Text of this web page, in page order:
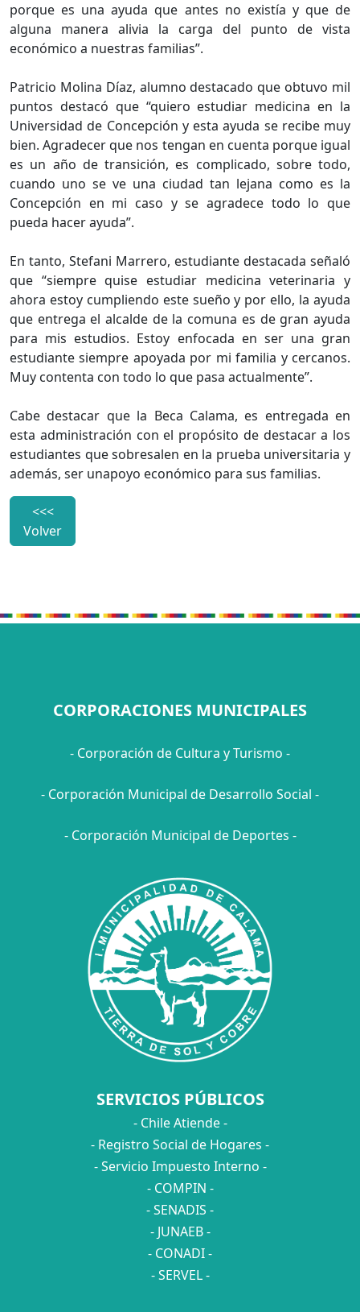
porque es una ayuda que antes no existía y que de
alguna manera alivia la carga del punto de vista
económico a nuestras familias”.
Patricio Molina Díaz, alumno destacado que obtuvo mil
puntos destacó que “quiero estudiar medicina en la
Universidad de Concepción y esta ayuda se recibe muy
bien. Agradecer que nos tengan en cuenta porque igual
es un año de transición, es complicado, sobre todo,
cuando uno se ve una ciudad tan lejana como es la
Concepción en mi caso y se agradece todo lo que
pueda hacer ayuda”.
En tanto, Stefani Marrero, estudiante destacada señaló
que “siempre quise estudiar medicina veterinaria y
ahora estoy cumpliendo este sueño y por ello, la ayuda
que entrega el alcalde de la comuna es de gran ayuda
para mis estudios. Estoy enfocada en ser una gran
estudiante siempre apoyada por mi familia y cercanos.
Muy contenta con todo lo que pasa actualmente”.
Cabe destacar que la Beca Calama, es entregada en
esta administración con el propósito de destacar a los
estudiantes que sobresalen en la prueba universitaria y
además, ser unapoyo económico para sus familias.
<<<
Volver
CORPORACIONES MUNICIPALES
- Corporación de Cultura y Turismo -
- Corporación Municipal de Desarrollo Social -
- Corporación Municipal de Deportes -
SERVICIOS PÚBLICOS
- Chile Atiende -
- Registro Social de Hogares -
- Servicio Impuesto Interno -
- COMPIN -
- SENADIS -
- JUNAEB -
- CONADI -
- SERVEL -